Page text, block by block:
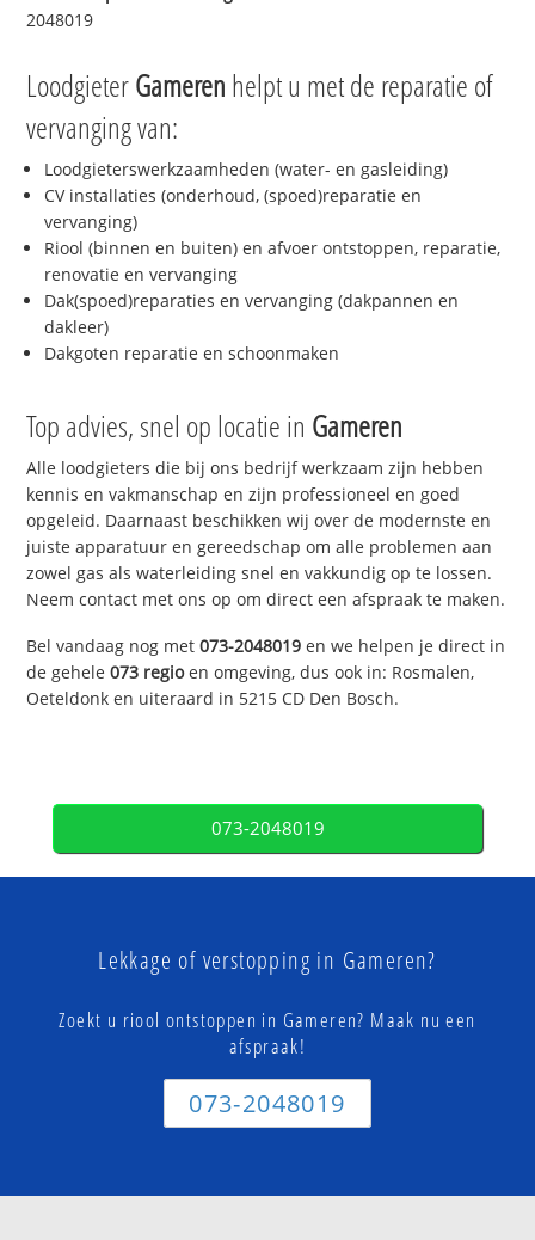
2048019
LoodgieterGameren helpt u met de reparatie of
vervanging van:
Loodgieterswerkzaamheden (water- en gasleiding)
CV installaties (onderhoud, (spoed)reparatie en
vervanging)
Riool (binnen en buiten) en afvoer ontstoppen, reparatie,
renovatie en vervanging
Dak(spoed)reparaties en vervanging (dakpannen en
dakleer)
Dakgoten reparatie en schoonmaken
Top advies, snel op locatie in Gameren
Alle loodgieters die bij ons bedrijf werkzaam zijn hebben
kennis en vakmanschap en zijn professioneel en goed
opgeleid. Daarnaast beschikken wij over de modernste en
juiste apparatuur en gereedschap om alle problemen aan
zowel gas als waterleiding snel en vakkundig op te lossen.
Neem contact met ons op om direct een afspraak te maken.
Bel vandaag nog met073-2048019 en we helpen je direct in
de gehele073 regioen omgeving, dus ook in: Rosmalen,
Oeteldonk en uiteraard in 5215 CD Den Bosch.
073-2048019
Lekkage of verstopping in Gameren?
Zoekt u riool ontstoppen in Gameren? Maak nu een
afspraak!
073-2048019